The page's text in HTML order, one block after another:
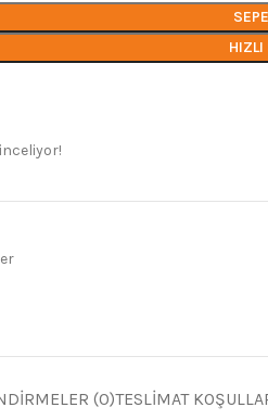
HIZLI
(0)TESLIMAT